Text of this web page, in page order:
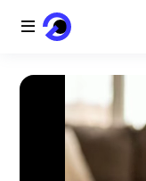
หน้าแรก
โลโก้ AI